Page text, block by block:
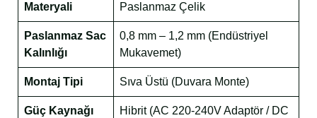
Materyali
Paslanmaz Çelik
Paslanmaz Sac
Kalınlığı
0,8 mm – 1,2 mm (Endüstriyel
Mukavemet)
Montaj Tipi Sıva Üstü (Duvara Monte)
Güç Kaynağı
Hibrit (AC 220-240V Adaptör / DC